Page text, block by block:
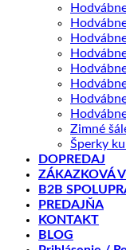
Zimné
Šperky
DOPREDAJ
ZÁKAZKOVÁ
B2B
PREDAJŇA
KONTAKT
BLOG